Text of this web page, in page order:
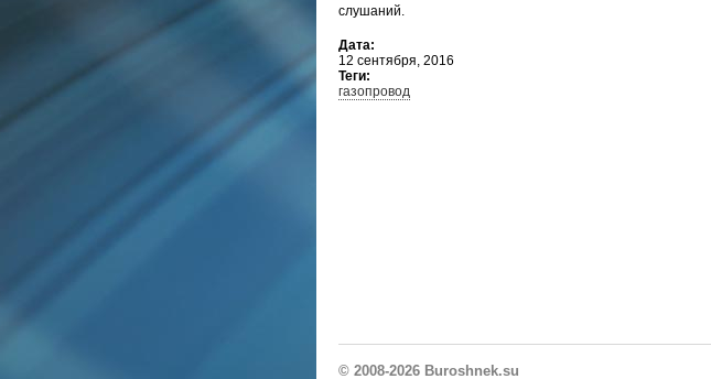
слушаний.
Дата:
12 сентября, 2016
Теги:
газопровод
© 2008-2026 Buroshnek.su